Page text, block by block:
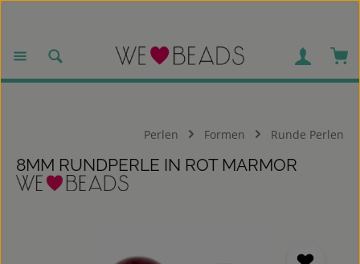
Perlen Formen Runde Perlen
8MM RUNDPERLE IN ROT MARMOR